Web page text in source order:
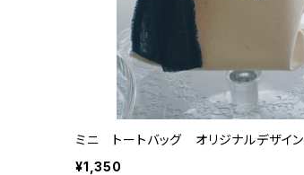
ミニ トートバッグ オリジナルデザイン
¥1,350